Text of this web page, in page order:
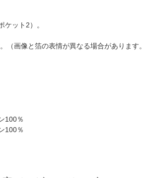
ット2）。
（画像と箔の表情が異なる場合があります
100％
100％